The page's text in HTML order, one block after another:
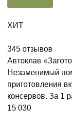
ХИТ
345 отзывов
Автоклав
Незаменимый
приготовления
консервов. За 1
15 030